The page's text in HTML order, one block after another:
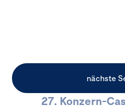
nächste
27. Konzern-